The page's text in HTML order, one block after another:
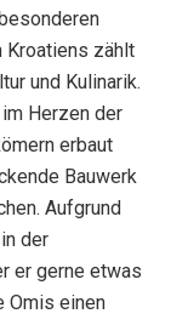
Kroatiens zählt
und Kulinarik.
Herzen der
erbaut
Bauwerk
Aufgrund
der
er gerne etwas
Omis einen